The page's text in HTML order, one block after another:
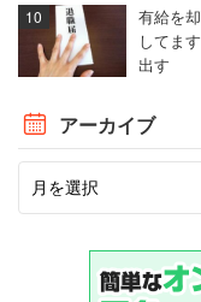
業が多いです。IT
生として導入され
雇用面で売り手市場
モチベーション維持
際エンジニアの方は
で喜ばれているとい
外資系企業は、先
リスクを減らそう
有給を
してま
出す
アーカイブ